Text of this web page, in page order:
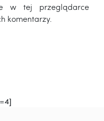
w tej przeglądarce
komentarzy.